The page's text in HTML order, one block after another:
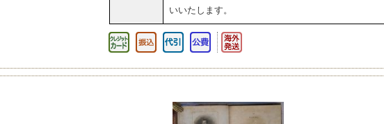
いいたします。